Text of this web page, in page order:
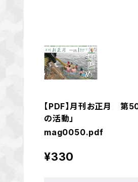
【PDF】月刊お正月 第
の活動」
mag0050.pdf
¥330